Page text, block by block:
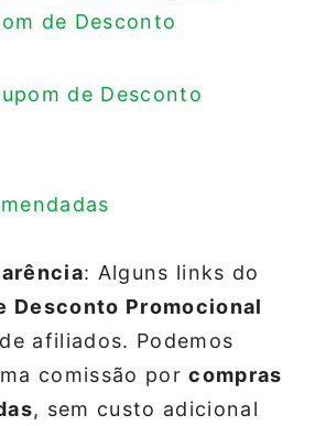
de Desconto
de Desconto
: Alguns links do
Desconto Promocional
afiliados. Podemos
comissão porcompras
, sem custo adicional